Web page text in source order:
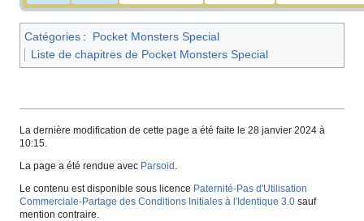
Catégories :
Pocket Monsters Special
Liste de chapitres de Pocket Monsters Special
La dernière modification de cette page a été faite le 28 janvier 2024 à
10:15.
La page a été rendue avec Parsoid .
Le contenu est disponible sous licence Paternité-Pas d'Utilisation
Commerciale-Partage des Conditions Initiales à l'Identique 3.0 sauf
mention contraire.